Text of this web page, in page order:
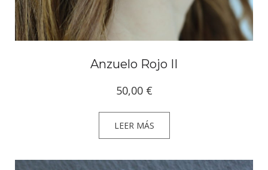
Anzuelo Rojo II
50,00 €
LEER MÁS